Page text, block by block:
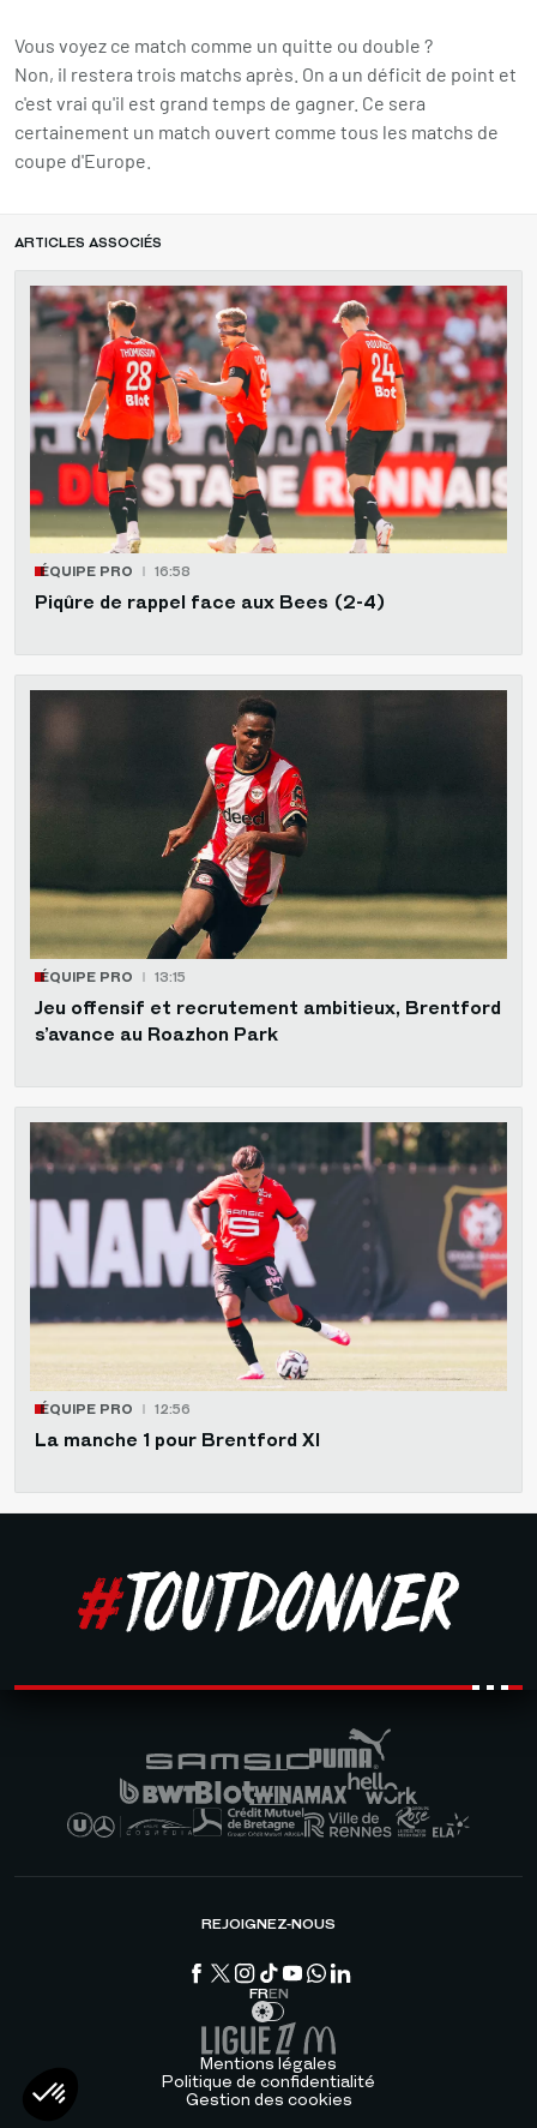
Vous voyez ce match comme un quitte ou double ?
Non, il restera trois matchs après. On a un déficit de point et
c'est vrai qu'il est grand temps de gagner. Ce sera
certainement un match ouvert comme tous les matchs de
coupe d'Europe.
ARTICLES ASSOCIÉS
ÉQUIPE PRO 16:58
Piqûre de rappel face aux Bees (2-4)
ÉQUIPE PRO 13:15
Jeu offensif et recrutement ambitieux, Brentford
s’avance au Roazhon Park
ÉQUIPE PRO 12:56
La manche 1 pour Brentford XI
REJOIGNEZ-NOUS
FREN
Mentions légales
Politique de confidentialité
Gestion des cookies